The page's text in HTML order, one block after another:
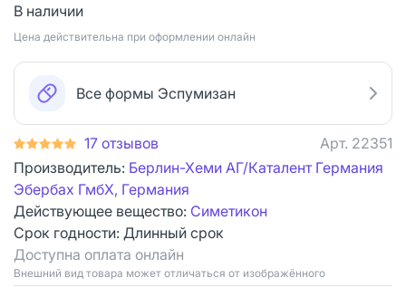
В наличии
Цена действительна при оформлении онлайн
Все формы Эспумизан
17 отзывов Арт. 22351
Производитель: Берлин-Хеми АГ/Каталент Германия
Эбербах ГмбХ, Германия
Действующее вещество: Симетикон
Срок годности: Длинный срок
Доступна оплата онлайн
Bнешний вид товара может отличаться от изображённого